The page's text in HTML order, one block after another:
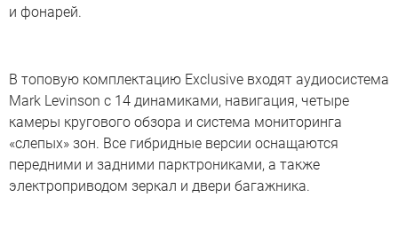
и фонарей.
В топовую комплектацию Exclusive входят аудиосистема
Mark Levinson с 14 динамиками, навигация, четыре
камеры кругового обзора и система мониторинга
«слепых» зон. Все гибридные версии оснащаются
передними и задними парктрониками, а также
электроприводом зеркал и двери багажника.